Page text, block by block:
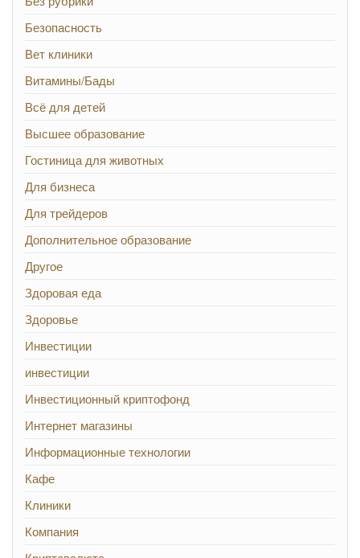
Безопасность
Вет клиники
Витамины/Бады
Всё для детей
Высшее образование
Гостиница для животных
Для бизнеса
Для трейдеров
Дополнительное образование
Другое
Здоровая еда
Здоровье
Инвестиции
инвестиции
Инвестиционный криптофонд
Интернет магазины
Информационные технологии
Кафе
Клиники
Компания